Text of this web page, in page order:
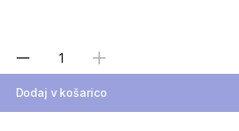
Izberite količino
Dodaj v košarico